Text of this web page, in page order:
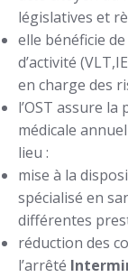
législatives et
elle bénéficie
d’activité
en charge des
l’OST assure
médicale
lieu :
mise à la
spécialisé en
différentes
réduction des
l’arrêté